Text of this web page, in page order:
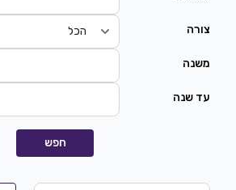
צורה
משנה
עד שנה
חפש